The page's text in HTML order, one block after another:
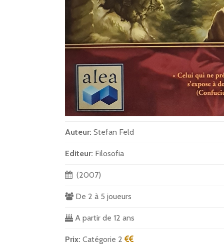
Auteur: Stefan Feld
Editeur: Filosofia
(2007)
De 2 à 5 joueurs
A partir de 12 ans
Prix: Catégorie 2